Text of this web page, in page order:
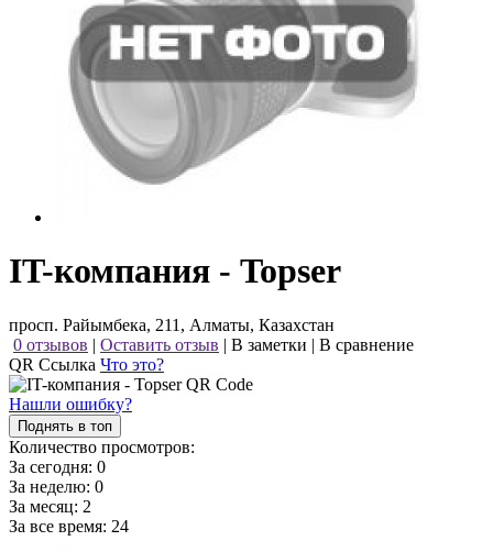
IT-компания - Topser
просп. Райымбека, 211, Алматы, Казахстан
0 отзывов | Оставить отзыв | В заметки | В сравнение
QR Ссылка Что это?
Нашли ошибку?
Поднять в топ
Количество просмотров:
За сегодня: 0
За неделю: 0
За месяц: 2
За все время: 24